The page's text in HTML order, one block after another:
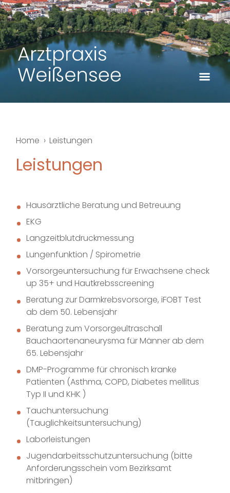
Home Leistungen
Leistungen
Hausärztliche Beratung und Betreuung
EKG
Langzeitblutdruckmessung
Lungenfunktion / Spirometrie
Vorsorgeuntersuchung für Erwachsene check
up 35+ und Hautkrebsscreening
Beratung zur Darmkrebsvorsorge, iFOBT Test
ab dem 50. Lebensjahr
Beratung zum Vorsorgeultraschall
Bauchaortenaneurysma für Männer ab dem
65. Lebensjahr
DMP-Programme für chronisch kranke
Patienten (Asthma, COPD, Diabetes mellitus
Typ II und KHK )
Tauchuntersuchung
(Tauglichkeitsuntersuchung)
Laborleistungen
Jugendarbeitsschutzuntersuchung (bitte
Anforderungsschein vom Bezirksamt
mitbringen)